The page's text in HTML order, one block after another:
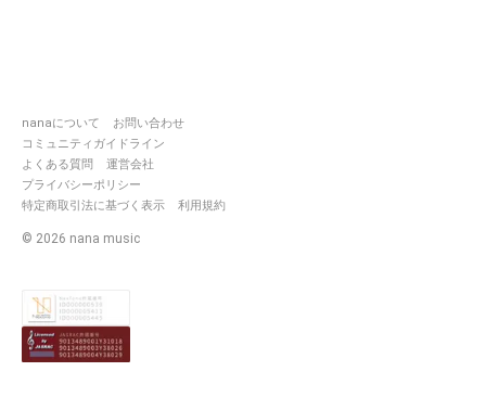
nanaについて
お問い合わせ
コミュニティガイドライン
よくある質問
運営会社
プライバシーポリシー
特定商取引法に基づく表示
利用規約
© 2026 nana music